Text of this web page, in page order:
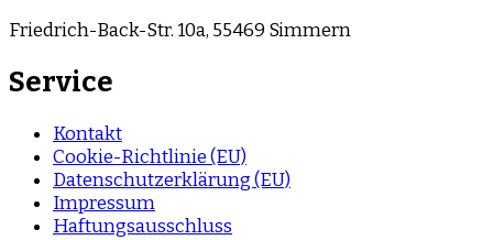
Friedrich-Back-Str. 10a, 55469 Simmern
Service
Kontakt
Cookie-Richtlinie (EU)
Datenschutzerklärung (EU)
Impressum
Haftungsausschluss